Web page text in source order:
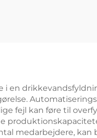
i en
fejl kan føre til
medarbejdere,